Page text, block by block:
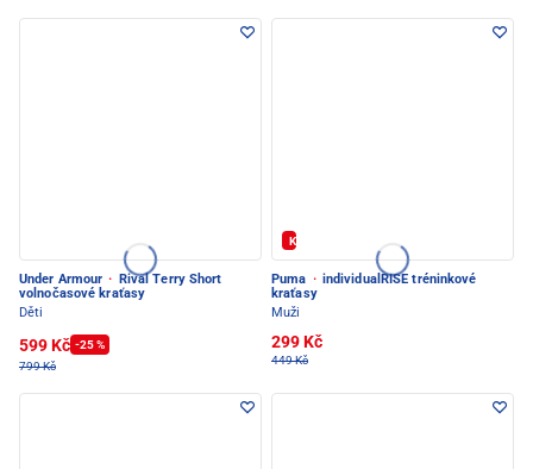
Under Armour ·
Rival Terry Short
volnočasové kraťasy
Děti
599 Kč -25 %
799 Kč
Kód: FOTBAL20
Puma · individualRISE tréninkové
kraťasy
Muži
299 Kč
449 Kč